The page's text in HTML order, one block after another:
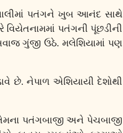
પતંગને ખુબ આનંદ સાથે
વિયેતનામમાં પતંગની પૂંછડીની
ગુંજી ઉઠે. મલેશિયામાં પણ
છે. નેપાળ એશિયાયી દેશોથી
પતંગબાજી અને પેચબાજી